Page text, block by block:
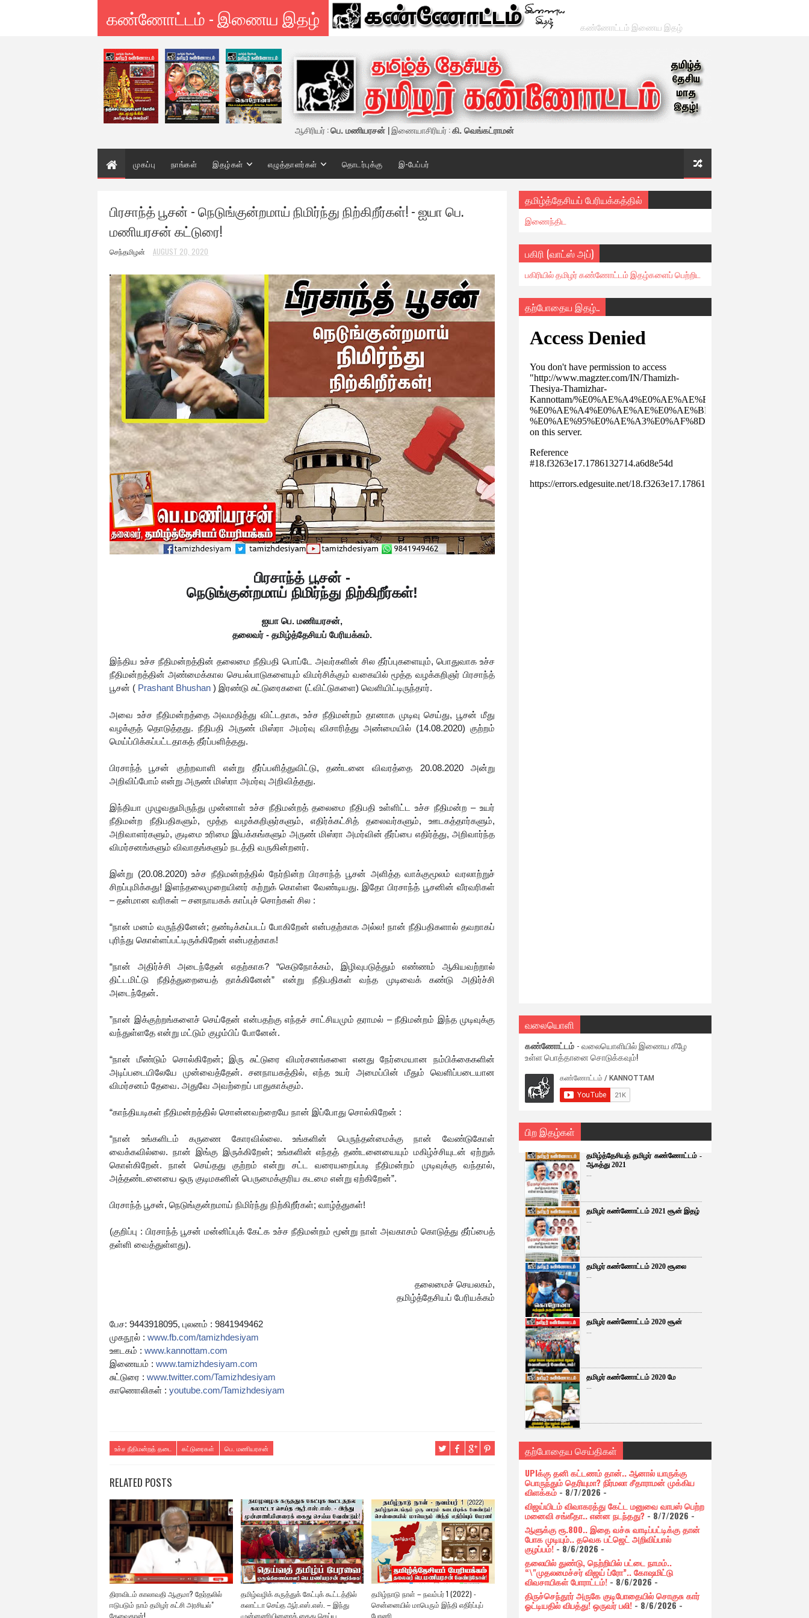
கண்ணோட்டம் - இணைய இதழ் கண்ணோட்டம் இணைய இதழ்
ஆசிரியர் :பெ. மணியரசன் | இணையாசிரியர் :கி. வெங்கட்ராமன்
முகப்பு நாங்கள் இதழ்கள் எழுத்தாளர்கள் தொடர்புக்கு இ-பேப்பர்
பிரசாந்த் பூசன் - நெடுங்குன்றமாய் நிமிர்ந்து நிற்கிறீர்கள்! - ஐயா பெ.
மணியரசன் கட்டுரை!
செந்தமிழன் AUGUST 20, 2020
பிரசாந்த் பூசன் -
நெடுங்குன்றமாய் நிமிர்ந்து நிற்கிறீர்கள்!
ஐயா பெ. மணியரசன்,
தலைவர் - தமிழ்த்தேசியப் பேரியக்கம்.
இந்திய உச்ச நீதிமன்றத்தின் தலைமை நீதிபதி பொப்டே அவர்களின் சில தீர்ப்புகளையும், பொதுவாக உச்ச
நீதிமன்றத்தின் அண்மைக்கால செயல்பாடுகளையும் விமர்சிக்கும் வகையில் மூத்த வழக்கறிஞர் பிரசாந்த்
பூசன் ( Prashant Bhushan ) இரண்டு சுட்டுரைகளை (ட்விட்டுகளை) வெளியிட்டிருந்தார்.
அவை உச்ச நீதிமன்றத்தை அவமதித்து விட்டதாக, உச்ச நீதிமன்றம் தானாக முடிவு செய்து, பூசன் மீது
வழக்குத் தொடுத்தது. நீதிபதி அருண் மிஸ்ரா அமர்வு விசாரித்து அண்மையில் (14.08.2020) குற்றம்
மெய்ப்பிக்கப்பட்டதாகத் தீர்ப்பளித்தது.
பிரசாந்த் பூசன் குற்றவாளி என்று தீர்ப்பளித்துவிட்டு, தண்டனை விவரத்தை 20.08.2020 அன்று
அறிவிப்போம் என்று அருண் மிஸ்ரா அமர்வு அறிவித்தது.
இந்தியா முழுவதுமிருந்து முன்னாள் உச்ச நீதிமன்றத் தலைமை நீதிபதி உள்ளிட்ட உச்ச நீதிமன்ற – உயர்
நீதிமன்ற நீதிபதிகளும், மூத்த வழக்கறிஞர்களும், எதிர்க்கட்சித் தலைவர்களும், ஊடகத்தார்களும்,
அறிவாளர்களும், குடிமை உரிமை இயக்கங்களும் அருண் மிஸ்ரா அமர்வின் தீர்ப்பை எதிர்த்து, அறிவார்ந்த
விமர்சனங்களும் விவாதங்களும் நடத்தி வருகின்றனர்.
இன்று (20.08.2020) உச்ச நீதிமன்றத்தில் நேர்நின்ற பிரசாந்த் பூசன் அளித்த வாக்குமூலம் வரலாற்றுச்
சிறப்புமிக்கது! இளந்தலைமுறையினர் கற்றுக் கொள்ள வேண்டியது. இதோ பிரசாந்த் பூசனின் வீரவரிகள்
– தன்மான வரிகள் – சனநாயகக் காப்புச் சொற்கள் சில :
“நான் மனம் வருந்தினேன்; தண்டிக்கப்படப் போகிறேன் என்பதற்காக அல்ல! நான் நீதிபதிகளால் தவறாகப்
புரிந்து கொள்ளப்பட்டிருக்கிறேன் என்பதற்காக!
“நான் அதிர்ச்சி அடைந்தேன் எதற்காக? “கெடுநோக்கம், இழிவுபடுத்தும் எண்ணம் ஆகியவற்றால்
திட்டமிட்டு நீதித்துறையைத் தாக்கினேன்” என்று நீதிபதிகள் வந்த முடிவைக் கண்டு அதிர்ச்சி
அடைந்தேன்.
”நான் இக்குற்றங்களைச் செய்தேன் என்பதற்கு எந்தச் சாட்சியமும் தராமல் – நீதிமன்றம் இந்த முடிவுக்கு
வந்துள்ளதே என்று மட்டும் குழம்பிப் போனேன்.
“நான் மீண்டும் சொல்கிறேன்; இரு சுட்டுரை விமர்சனங்களை எனது நேர்மையான நம்பிக்கைகளின்
அடிப்படையிலேயே முன்வைத்தேன். சனநாயகத்தில், எந்த உயர் அமைப்பின் மீதும் வெளிப்படையான
விமர்சனம் தேவை. அதுவே அவற்றைப் பாதுகாக்கும்.
“காந்தியடிகள் நீதிமன்றத்தில் சொன்னவற்றையே நான் இப்போது சொல்கிறேன் :
“நான் உங்களிடம் கருணை கோரவில்லை. உங்களின் பெருந்தன்மைக்கு நான் வேண்டுகோள்
வைக்கவில்லை. நான் இங்கு இருக்கிறேன்; உங்களின் எந்தத் தண்டனையையும் மகிழ்ச்சியுடன் ஏற்றுக்
கொள்கிறேன். நான் செய்தது குற்றம் என்று சட்ட வரையறைப்படி நீதிமன்றம் முடிவுக்கு வந்தால்,
அத்தண்டனையை ஒரு குடிமகனின் பெருமைக்குரிய கடமை என்று ஏற்கிறேன்”.
பிரசாந்த் பூசன், நெடுங்குன்றமாய் நிமிர்ந்து நிற்கிறீர்கள்; வாழ்த்துகள்!
(குறிப்பு : பிரசாந்த் பூசன் மன்னிப்புக் கேட்க உச்ச நீதிமன்றம் மூன்று நாள் அவகாசம் கொடுத்து தீர்ப்பைத்
தள்ளி வைத்துள்ளது).
தலைமைச் செயலகம்,
தமிழ்த்தேசியப் பேரியக்கம்
பேச: 9443918095, புலனம் : 9841949462
முகநூல் : www.fb.com/tamizhdesiyam
ஊடகம் : www.kannottam.com
இணையம் : www.tamizhdesiyam.com
சுட்டுரை : www.twitter.com/Tamizhdesiyam
காணொலிகள் : youtube.com/Tamizhdesiyam
உச்ச நீதிமன்றத் தடை கட்டுரைகள் பெ. மணியரசன்
RELATED POSTS
திராவிடம் காலாவதி ஆகுமா? தேர்தலில்
ஈடுபடும் நாம் தமிழர் கட்சி அரசியல்"
தேவைதான்!
தமிழ்வழிக் கருத்துக் கேட்புக் கூட்டத்தில்
கலாட்டா செய்த ஆர்.எஸ்.எஸ். – இந்து
முன்னணியினரைக் கைது செய்ய
தமிழ்நாடு நாள் – நவம்பர் 1 (2022) -
சென்னையில் மாபெரும் இந்தி எதிர்ப்புப்
பேரணி
தமிழ்த்தேசியப் பேரியக்கத்தில்
இணைந்திட
பகிரி (வாட்ஸ் அப்)
பகிரியில் தமிழர் கண்ணோட்டம் இதழ்களைப் பெற்றிட
தற்போதைய இதழ்..
வலையொளி
கண்ணோட்டம் - வலையொளியில் இணைய கீழே
உள்ள பொத்தானை சொடுக்கவும்!
பிற இதழ்கள்
தமிழ்த்தேசியத் தமிழர் கண்ணோட்டம் -
ஆகத்து 2021
...
தமிழர் கண்ணோட்டம் 2021 சூன் இதழ்
...
தமிழர் கண்ணோட்டம் 2020 சூலை
...
தமிழர் கண்ணோட்டம் 2020 சூன்
...
தமிழர் கண்ணோட்டம் 2020 மே
...
தற்போதைய செய்திகள்
UPIக்கு தனி கட்டணம் தான்.. ஆனால் யாருக்கு
பொருந்தும் தெரியுமா? நிர்மலா சீதாராமன் முக்கிய
விளக்கம் - 8/7/2026 -
விஜய்யிடம் விவாகரத்து கேட்ட மனுவை வாபஸ் பெற்ற
மனைவி சங்கீதா.. என்ன நடந்தது? - 8/7/2026 -
ஆளுக்கு ரூ.800.. இதை வச்சு வாடிப்பட்டிக்கு தான்
போக முடியும்.. தவெக பட்ஜெட் அறிவிப்பால்
குழப்பம்!- 8/6/2026 -
தலையில் துண்டு, நெற்றியில் பட்டை நாமம்..
“\"முதலமைச்சர் விஜய் ப்ரோ”.. கோஷமிட்டு
விவசாயிகள் போராட்டம்! - 8/6/2026-
திருச்செந்தூர் அருகே குடிபோதையில் சொகுசு கார்
ஓட்டியதில் விபத்து! ஒருவர் பலி! - 8/6/2026-